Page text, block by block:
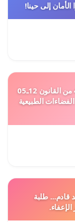
دعم ملف تفعيل النصوص التنظيمية للمادة 4 من القانون 12ـ05
الطبيعية
قادم... طلبة